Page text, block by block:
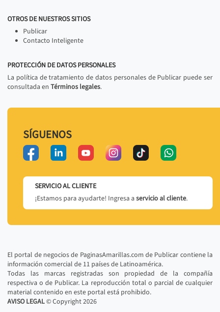
OTROS DE NUESTROS SITIOS
Publicar
Contacto Inteligente
PROTECCIÓN DE DATOS PERSONALES
La política de tratamiento de datos personales de Publicar puede ser
consultada en Términos legales.
SÍGUENOS
SERVICIO AL CLIENTE
¡Estamos para ayudarte! Ingresa a servicio al cliente.
El portal de negocios de PaginasAmarillas.com de Publicar contiene la
información comercial de 11 países de Latinoamérica.
Todas las marcas registradas son propiedad de la compañía
respectiva o de Publicar. La reproducción total o parcial de cualquier
material contenido en este portal está prohibido.
AVISO LEGAL© Copyright2026